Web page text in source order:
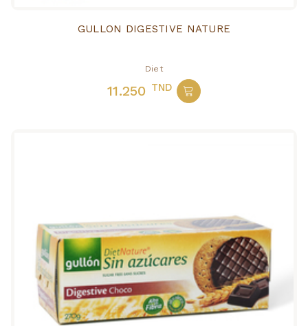
GULLON DIGESTIVE NATURE
Diet
11.250 TND